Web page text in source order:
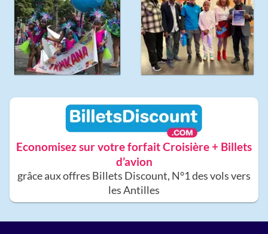
Economisez sur votre forfait Croisière + Billets
d’avion
grâce aux offres Billets Discount, N°1 des vols vers
les Antilles